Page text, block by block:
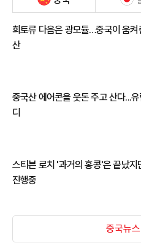
희토류 다음은 광모듈…중국이 움켜
산
중국산 에어콘을 웃돈 주고 산다...
디
스티븐 로치 '과거의 홍콩'은 끝났지
진행중
중국뉴스